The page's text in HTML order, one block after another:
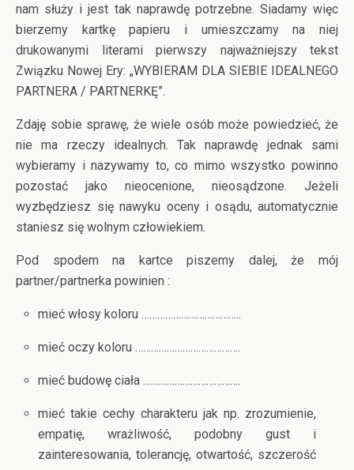
nam służy i jest tak naprawdę potrzebne. Siadamy więc
bierzemy kartkę papieru i umieszczamy na niej
drukowanymi literami pierwszy najważniejszy tekst
Związku Nowej Ery: „WYBIERAM DLA SIEBIE IDEALNEGO
PARTNERA / PARTNERKĘ”.
Zdaję sobie sprawę, że wiele osób może powiedzieć, że
nie ma rzeczy idealnych. Tak naprawdę jednak sami
wybieramy i nazywamy to, co mimo wszystko powinno
pozostać jako nieocenione, nieosądzone. Jeżeli
wyzbędziesz się nawyku oceny i osądu, automatycznie
staniesz się wolnym człowiekiem.
Pod spodem na kartce piszemy dalej, że mój
partner/partnerka powinien :
mieć włosy koloru ………………………………..
mieć oczy koloru ………………………………….
mieć budowę ciała ……………………………….
mieć takie cechy charakteru jak np. zrozumienie,
empatię, wrażliwość, podobny gust i
zainteresowania, tolerancję, otwartość, szczerość